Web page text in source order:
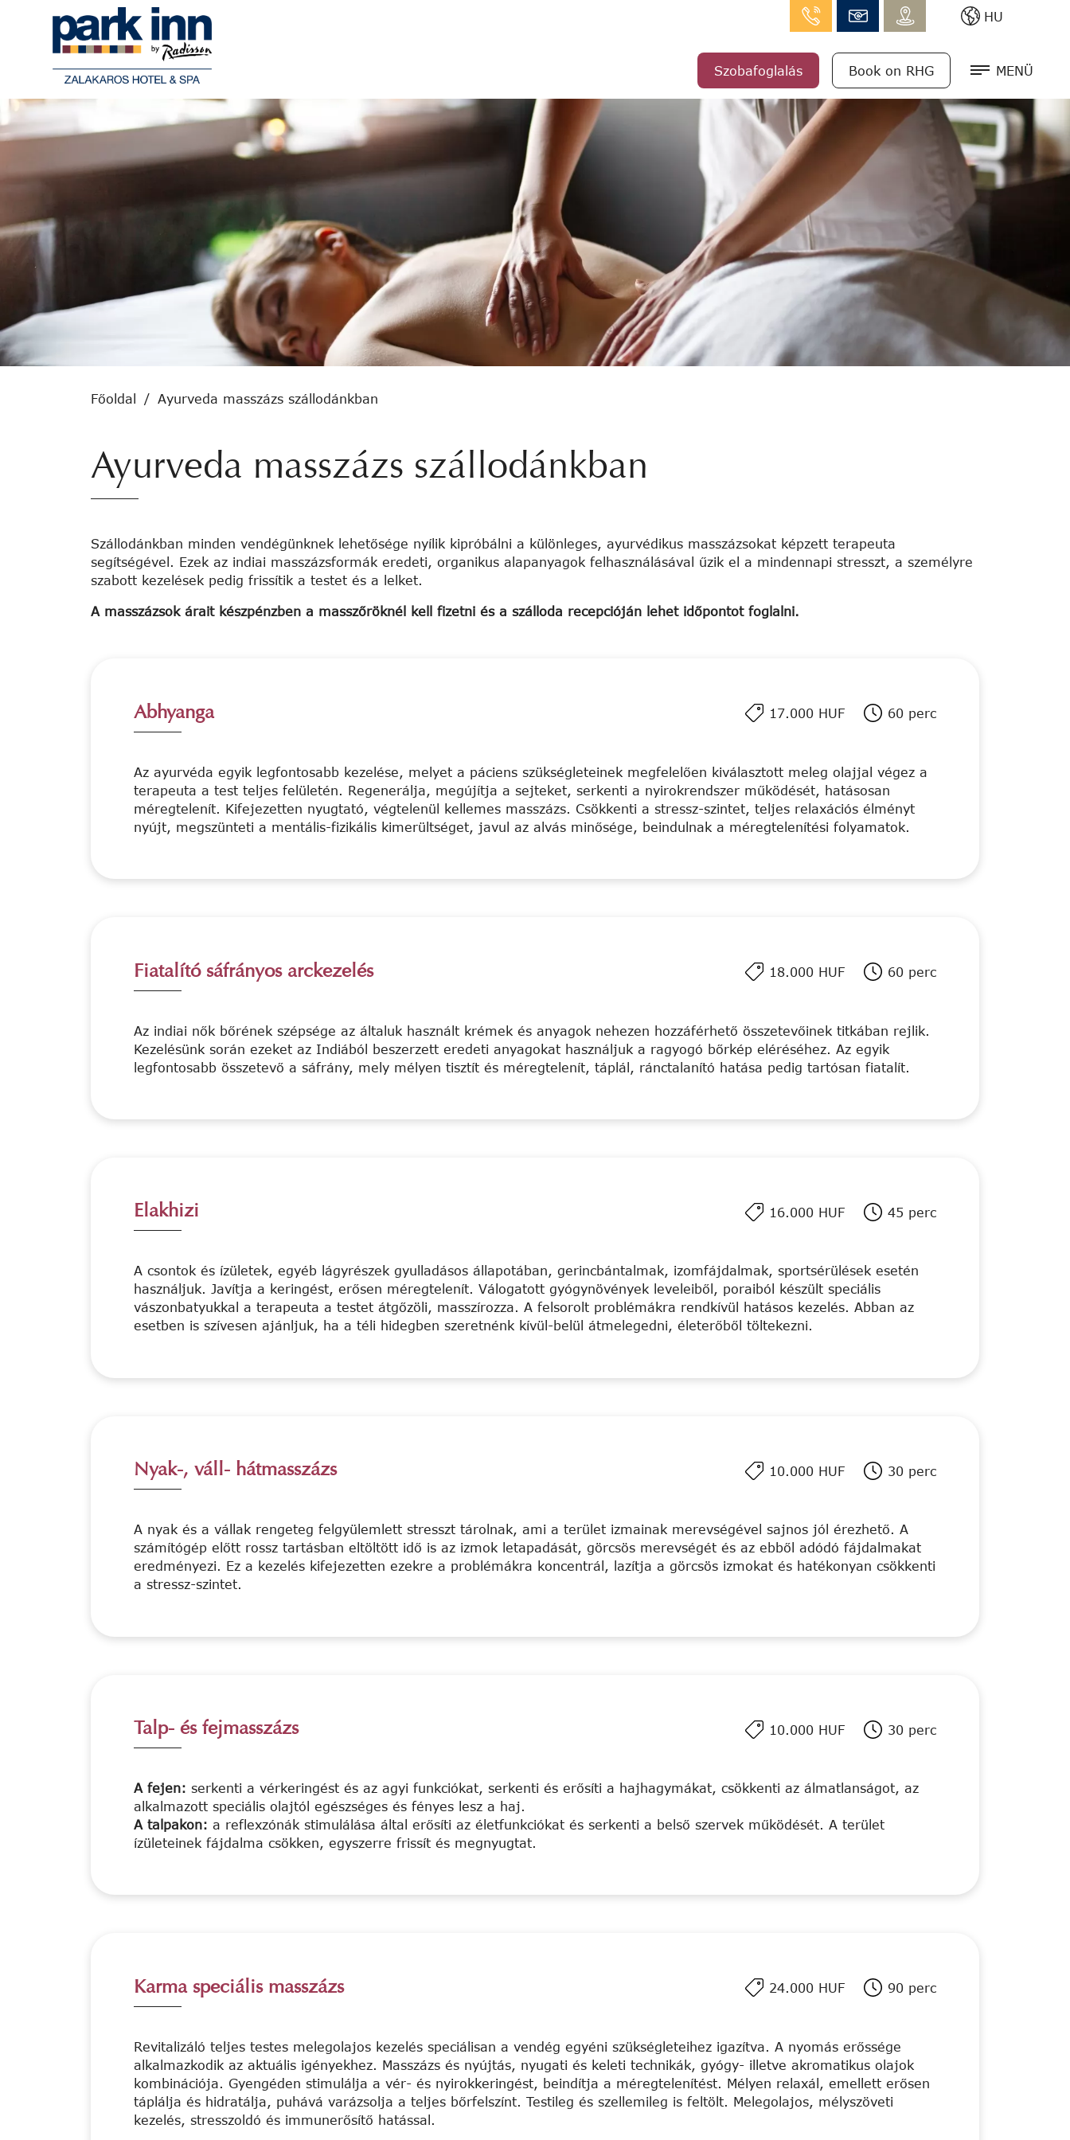
HU
Szobafoglalás Book on RHG
Főoldal / Ayurveda masszázs szállodánkban
Ayurveda masszázs szállodánkban
Szállodánkban minden vendégünknek lehetősége nyílik kipróbálni a különleges, ayurvédikus masszázsokat képzett terapeuta
segítségével. Ezek az indiai masszázsformák eredeti, organikus alapanyagok felhasználásával űzik el a mindennapi stresszt, a személyre
szabott kezelések pedig frissítik a testet és a lelket.
A masszázsok árait készpénzben a masszőröknél kell fizetni és a szálloda recepcióján lehet időpontot foglalni.
Abhyanga 17.000 HUF 60 perc
Az ayurvéda egyik legfontosabb kezelése, melyet a páciens szükségleteinek megfelelően kiválasztott meleg olajjal végez a
terapeuta a test teljes felületén. Regenerálja, megújítja a sejteket, serkenti a nyirokrendszer működését, hatásosan
méregtelenít. Kifejezetten nyugtató, végtelenül kellemes masszázs. Csökkenti a stressz-szintet, teljes relaxációs élményt
nyújt, megszünteti a mentális-fizikális kimerültséget, javul az alvás minősége, beindulnak a méregtelenítési folyamatok.
Fiatalító sáfrányos arckezelés 18.000 HUF 60 perc
Az indiai nők bőrének szépsége az általuk használt krémek és anyagok nehezen hozzáférhető összetevőinek titkában rejlik.
Kezelésünk során ezeket az Indiából beszerzett eredeti anyagokat használjuk a ragyogó bőrkép eléréséhez. Az egyik
legfontosabb összetevő a sáfrány, mely mélyen tisztít és méregtelenít, táplál, ránctalanító hatása pedig tartósan fiatalít.
Elakhizi 16.000 HUF 45 perc
A csontok és ízületek, egyéb lágyrészek gyulladásos állapotában, gerincbántalmak, izomfájdalmak, sportsérülések esetén
használjuk. Javítja a keringést, erősen méregtelenít. Válogatott gyógynövények leveleiből, poraiból készült speciális
vászonbatyukkal a terapeuta a testet átgőzöli, masszírozza. A felsorolt problémákra rendkívül hatásos kezelés. Abban az
esetben is szívesen ajánljuk, ha a téli hidegben szeretnénk kívül-belül átmelegedni, életerőből töltekezni.
Nyak-, váll- hátmasszázs 10.000 HUF 30 perc
A nyak és a vállak rengeteg felgyülemlett stresszt tárolnak, ami a terület izmainak merevségével sajnos jól érezhető. A
számítógép előtt rossz tartásban eltöltött idő is az izmok letapadását, görcsös merevségét és az ebből adódó fájdalmakat
eredményezi. Ez a kezelés kifejezetten ezekre a problémákra koncentrál, lazítja a görcsös izmokat és hatékonyan csökkenti
a stressz-szintet.
Talp- és fejmasszázs 10.000 HUF 30 perc
A fejen: serkenti a vérkeringést és az agyi funkciókat, serkenti és erősíti a hajhagymákat, csökkenti az álmatlanságot, az
alkalmazott speciális olajtól egészséges és fényes lesz a haj.
A talpakon: a reflexzónák stimulálása által erősíti az életfunkciókat és serkenti a belső szervek működését. A terület
ízületeinek fájdalma csökken, egyszerre frissít és megnyugtat.
Karma speciális masszázs 24.000 HUF 90 perc
Revitalizáló teljes testes melegolajos kezelés speciálisan a vendég egyéni szükségleteihez igazítva. A nyomás erőssége
alkalmazkodik az aktuális igényekhez. Masszázs és nyújtás, nyugati és keleti technikák, gyógy- illetve akromatikus olajok
kombinációja. Gyengéden stimulálja a vér- és nyirokkeringést, beindítja a méregtelenítést. Mélyen relaxál, emellett erősen
táplálja és hidratálja, puhává varázsolja a teljes bőrfelszínt. Testileg és szellemileg is feltölt. Melegolajos, mélyszöveti
kezelés, stresszoldó és immunerősítő hatással.